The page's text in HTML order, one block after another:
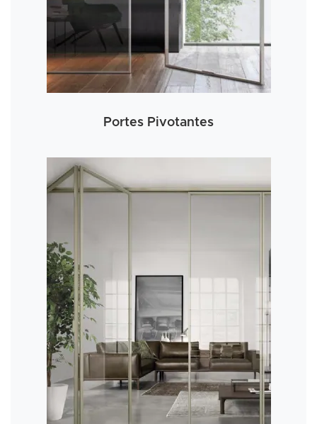
Portes Pivotantes